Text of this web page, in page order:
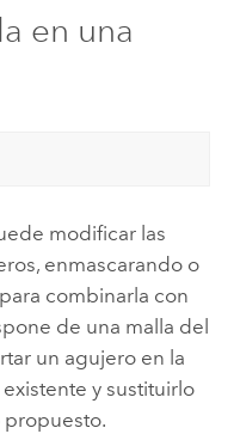
en una
modificar las
enmascarando o
combinarla con
de una malla del
un agujero en la
y sustituirlo